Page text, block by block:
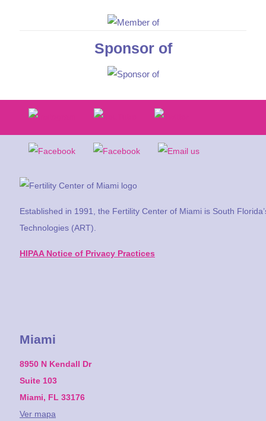
Sponsor of
Established in 1991, the Fertility Center of Miami is South
Technologies (ART).
HIPAA Notice of Privacy Practices
Miami
8950 N Kendall Dr
Suite 103
Miami, FL 33176
Ver mapa